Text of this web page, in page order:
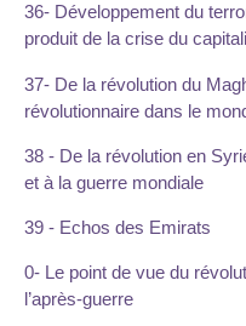
36- Développement du
produit de la crise du
37- De la révolution du
révolutionnaire dans le
38 - De la révolution en
et à la guerre mondiale
39 - Echos des Emirats
0- Le point de vue du
l’après-guerre